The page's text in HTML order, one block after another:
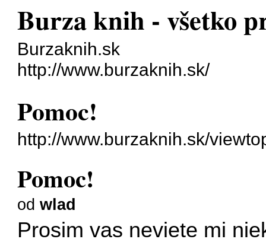
Burza knih - všetko
Burzaknih.sk
http://www.burzaknih.sk/
Pomoc!
http://www.burzaknih.sk/
Pomoc!
odwlad
Prosim vas neviete mi